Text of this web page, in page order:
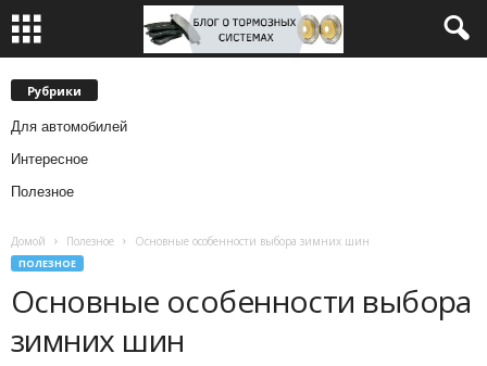
Рубрики
Для автомобилей
Интересное
Полезное
Домой Полезное Основные особенности выбора зимних шин
ПОЛЕЗНОЕ
Основные особенности выбора
зимних шин